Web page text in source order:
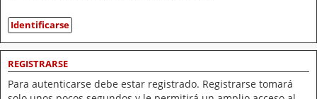
REGISTRARSE
Para autenticarse debe estar registrado. Registrarse tomará